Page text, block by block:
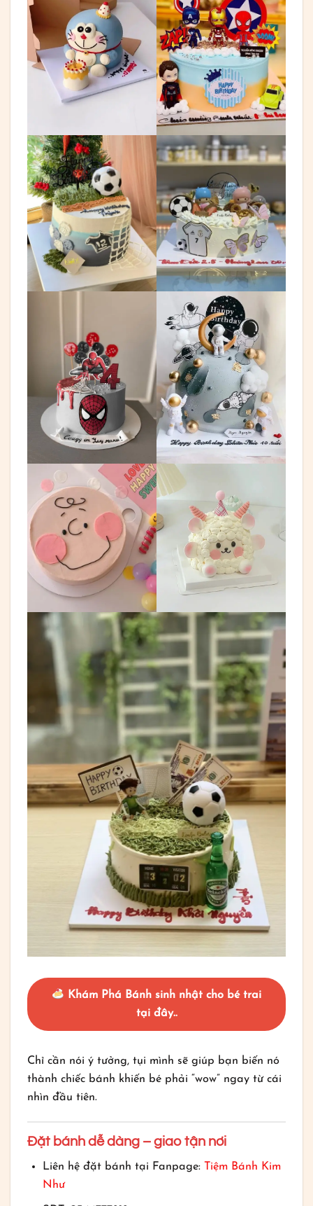
Khám Phá Bánh sinh nhật cho bé trai
tại đây..
Chỉ cần nói ý tưởng, tụi mình sẽ giúp bạn biến nó
thành chiếc bánh khiến bé phải “wow” ngay từ cái
nhìn đầu tiên.
Đặt bánh dễ dàng – giao tận nơi
Liên hệ đặt bánh tại Fanpage: Tiệm Bánh Kim
Như